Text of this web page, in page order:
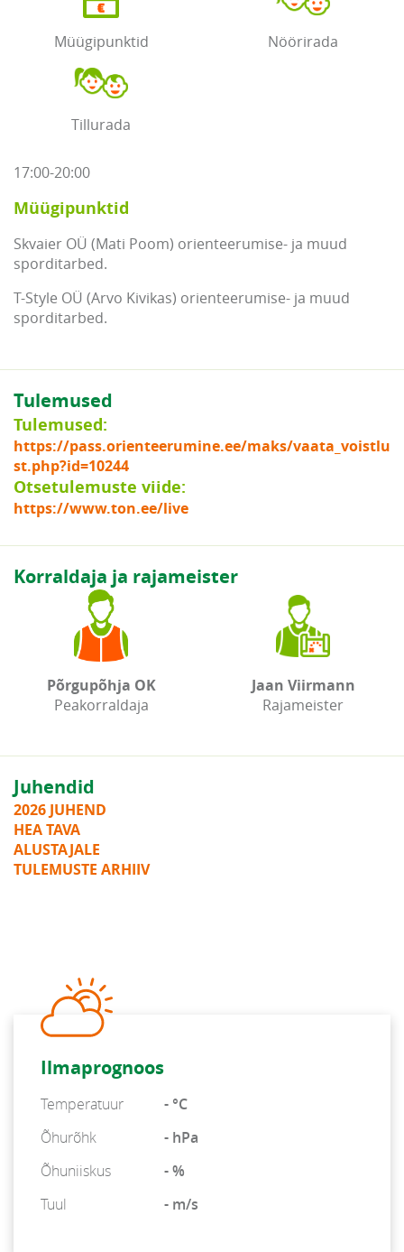
Müügipunktid Nöörirada
Tillurada
17:00-20:00
Müügipunktid
Skvaier OÜ (Mati Poom) orienteerumise- ja muud
sporditarbed.
T-Style OÜ (Arvo Kivikas) orienteerumise- ja muud
sporditarbed.
Tulemused
Tulemused:
https://pass.orienteerumine.ee/maks/vaata_voistlu
st.php?id=10244
Otsetulemuste viide:
https://www.ton.ee/live
Korraldaja ja rajameister
Põrgupõhja OK
Peakorraldaja
Jaan Viirmann
Rajameister
Juhendid
2026 JUHEND
HEA TAVA
ALUSTAJALE
TULEMUSTE ARHIIV
Ilmaprognoos
Temperatuur
- °C
Õhurõhk
- hPa
Õhuniiskus
- %
Tuul
- m/s